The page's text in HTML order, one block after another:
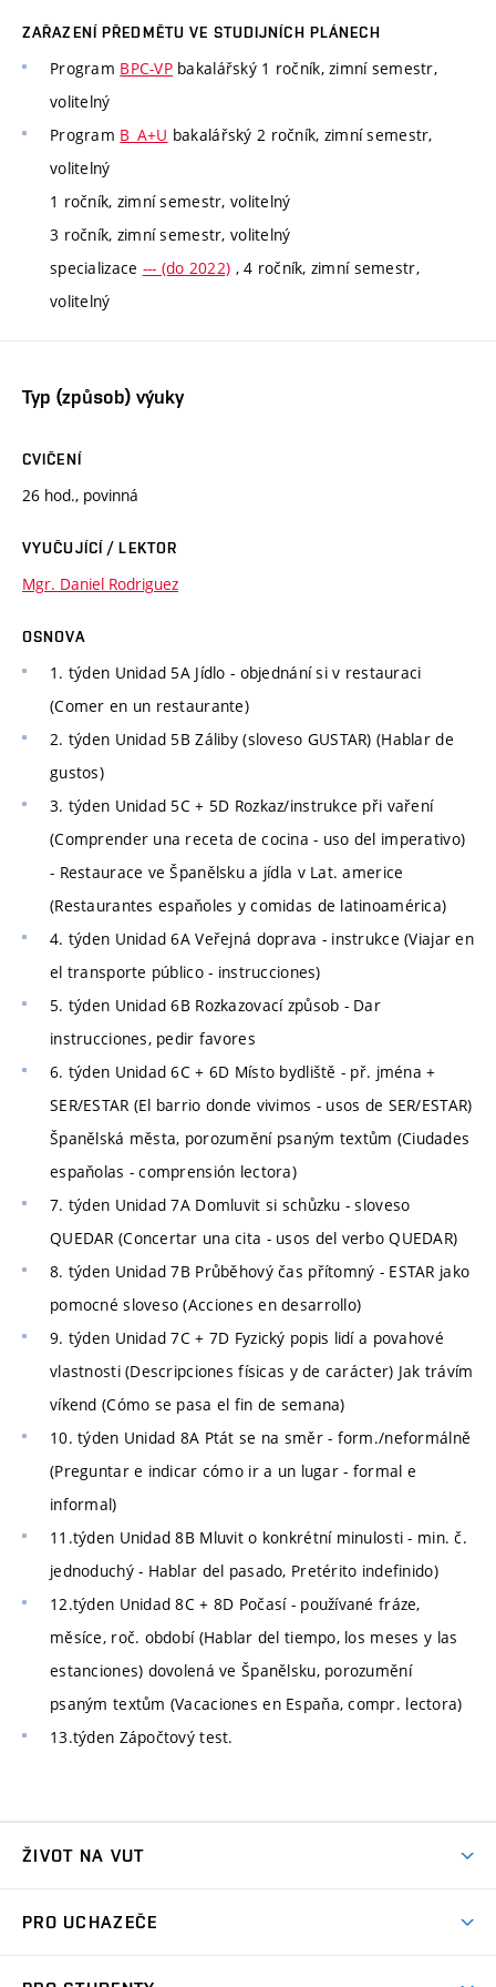
ZAŘAZENÍ PŘEDMĚTU VE STUDIJNÍCH PLÁNECH
Program BPC-VPbakalářský 1 ročník, zimní semestr,
volitelný
Program B_A+U bakalářský 2 ročník, zimní semestr,
volitelný
1 ročník, zimní semestr, volitelný
3 ročník, zimní semestr, volitelný
specializace --- (do 2022) , 4 ročník, zimní semestr,
volitelný
Typ (způsob) výuky
CVIČENÍ
26 hod., povinná
VYUČUJÍCÍ / LEKTOR
Mgr. Daniel Rodriguez
OSNOVA
1. týden Unidad 5A Jídlo - objednání si v restauraci
(Comer en un restaurante)
2. týden Unidad 5B Záliby (sloveso GUSTAR) (Hablar de
gustos)
3. týden Unidad 5C + 5D Rozkaz/instrukce při vaření
(Comprender una receta de cocina - uso del imperativo)
- Restaurace ve Španělsku a jídla v Lat. americe
(Restaurantes espaňoles y comidas de latinoamérica)
4. týden Unidad 6A Veřejná doprava - instrukce (Viajar en
el transporte público - instrucciones)
5. týden Unidad 6B Rozkazovací způsob - Dar
instrucciones, pedir favores
6. týden Unidad 6C + 6D Místo bydliště - př. jména +
SER/ESTAR (El barrio donde vivimos - usos de SER/ESTAR)
Španělská města, porozumění psaným textům (Ciudades
espaňolas - comprensión lectora)
7. týden Unidad 7A Domluvit si schůzku - sloveso
QUEDAR (Concertar una cita - usos del verbo QUEDAR)
8. týden Unidad 7B Průběhový čas přítomný - ESTAR jako
pomocné sloveso (Acciones en desarrollo)
9. týden Unidad 7C + 7D Fyzický popis lidí a povahové
vlastnosti (Descripciones físicas y de carácter) Jak trávím
víkend (Cómo se pasa el fin de semana)
10. týden Unidad 8A Ptát se na směr - form./neformálně
(Preguntar e indicar cómo ir a un lugar - formal e
informal)
11.týden Unidad 8B Mluvit o konkrétní minulosti - min. č.
jednoduchý - Hablar del pasado, Pretérito indefinido)
12.týden Unidad 8C + 8D Počasí - používané fráze,
měsíce, roč. období (Hablar del tiempo, los meses y las
estanciones) dovolená ve Španělsku, porozumění
psaným textům (Vacaciones en Espaňa, compr. lectora)
13.týden Zápočtový test.
ŽIVOT NA VUT
Koleje
PRO UCHAZEČE